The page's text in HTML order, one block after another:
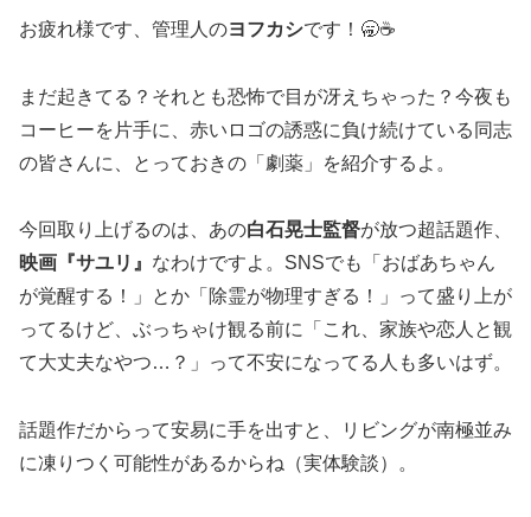
お疲れ様です、管理人のヨフカシです！🥱☕
まだ起きてる？それとも恐怖で目が冴えちゃった？今夜も
コーヒーを片手に、赤いロゴの誘惑に負け続けている同志
の皆さんに、とっておきの「劇薬」を紹介するよ。
今回取り上げるのは、あの白石晃士監督が放つ超話題作、
映画『サユリ』 なわけですよ。SNSでも「おばあちゃん
が覚醒する！」とか「除霊が物理すぎる！」って盛り上が
ってるけど、ぶっちゃけ観る前に「これ、家族や恋人と観
て大丈夫なやつ…？」って不安になってる人も多いはず。
話題作だからって安易に手を出すと、リビングが南極並み
に凍りつく可能性があるからね（実体験談）。